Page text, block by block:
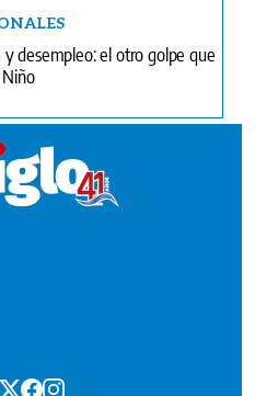
y desempleo: el otro golpe que